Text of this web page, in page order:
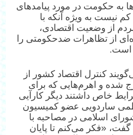
به حکومت در مورد پیامدهای
کم نیست به ویژه آنکه با
از وضعیت اقتصادی،
از تظاهرات ضدحکومتی را
است.
کنترل اقتصاد کشور از
شده و اهرم‌هایی که برای
خاص داشتند دیگر کارآیی
ساردویی عضو کمیسیون
اسلامی در مصاحبه با
«فکر می‌کنم تا پایان